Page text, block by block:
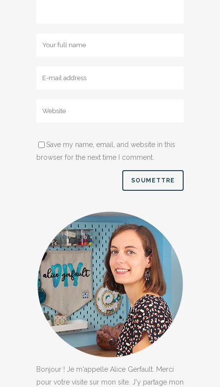
Save my name, email, and website in this
browser for the next time I comment.
Bonjour ! Je m'appelle Alice Gerfault. Merci
pour votre visite sur mon site. J'y partage mon